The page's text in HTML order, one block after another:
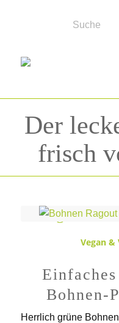
Der
frisch
Vegan &
Bohnen-
Herrlich grüne